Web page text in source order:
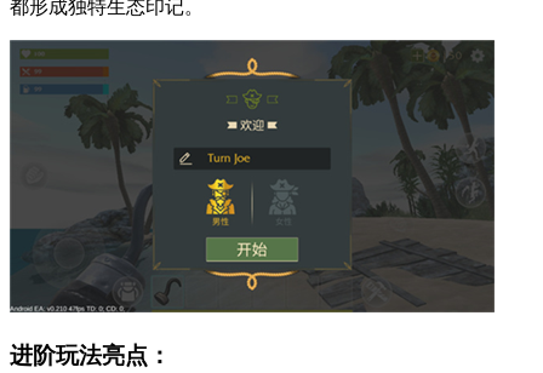
都形成独特生态印记。
进阶玩法亮点：